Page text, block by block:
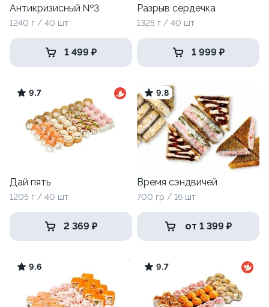
Антикризисный №3
1240 г / 40 шт
1 499 ₽
Разрыв сердечка
1325 г / 40 шт
1 999 ₽
9.7
Дай пять
1205 г / 40 шт
2 369 ₽
9.8
Время сэндвичей
700 гр / 16 шт
от 1 399 ₽
9.6 9.7